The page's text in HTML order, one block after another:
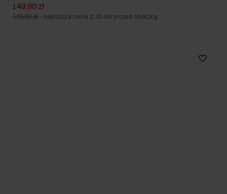
149,90 zł
179,90 zł - najniższa cena z 30 dni przed obniżką